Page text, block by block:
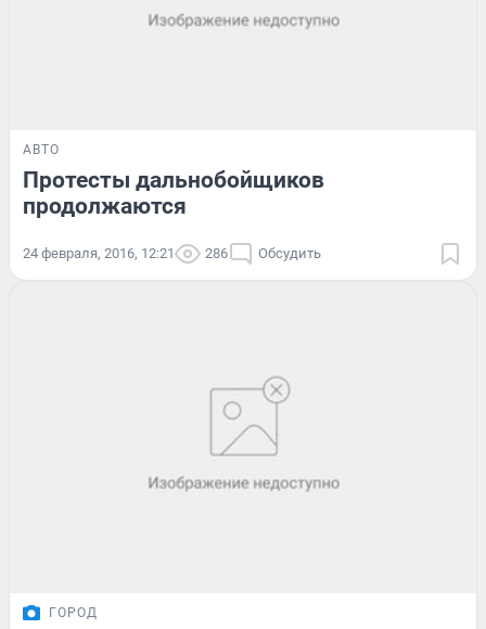
АВТО
Протесты дальнобойщиков
продолжаются
24 февраля, 2016, 12:21 286 Обсудить
ГОРОД